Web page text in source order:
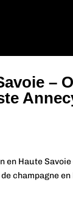
–
Haute Savoie
champagne en